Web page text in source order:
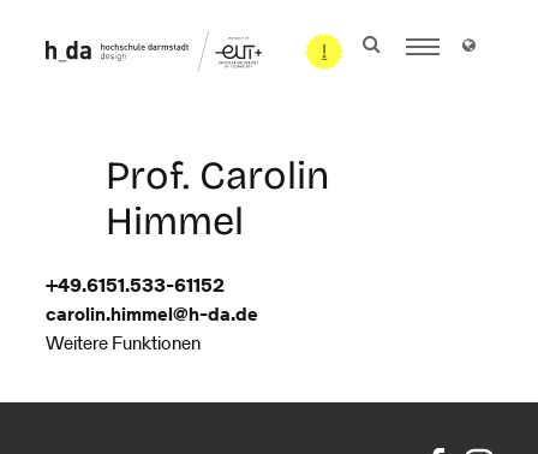
Prof. Carolin
Himmel
+49.6151.533-61152
carolin.himmel@h-da.de
Weitere Funktionen